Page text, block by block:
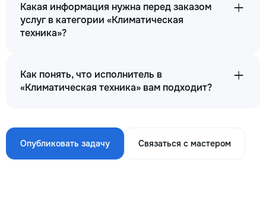
Какая информация нужна перед заказом
услуг в категории «Климатическая
техника»?
Как понять, что исполнитель в
«Климатическая техника» вам подходит?
Опубликовать задачу Связаться с мастером